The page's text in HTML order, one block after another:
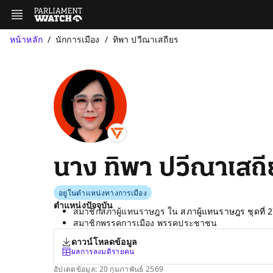
หน้าหลัก นักการเมือง ทิพา ปวีณาเสถียร
นาง ทิพา ปวีณาเสถี
อยู่ในตำแหน่งทางการเมือง
ตำแหน่งปัจจุบัน
สมาชิกสภาผู้แทนราษฎร ใน สภาผู้แทนราษฎร ชุดที่
สมาชิกพรรคการเมือง พรรคประชาชน
ดาวน์โหลดข้อมูล
ผลการลงมติรายคน
อัปเดตข้อมูล: 20 กุมภาพันธ์ 2569